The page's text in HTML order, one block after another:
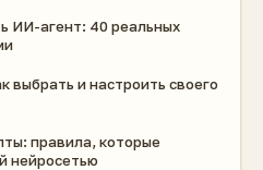
ИИ-агент: 40 реальных
выбрать и настроить своего
правила, которые
нейросетью